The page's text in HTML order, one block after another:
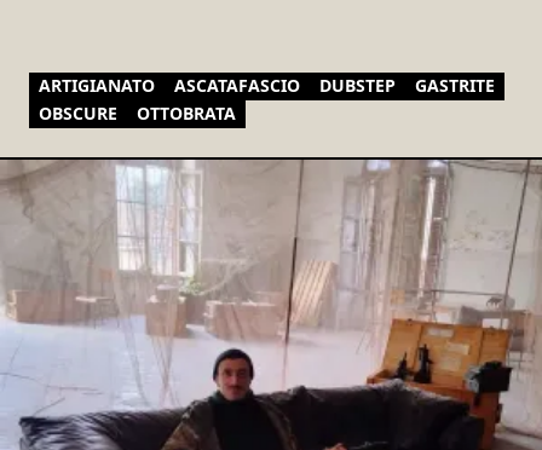
ARTIGIANATO ASCATAFASCIO DUBSTEP
GASTRITE
OBSCURE
OTTOBRATA